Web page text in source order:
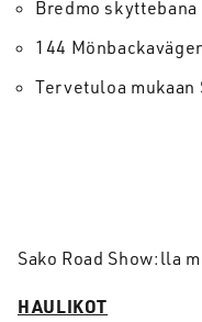
Bredmo skyttebana
144
Tervetuloa mukaan
Sako Road Show:lla
HAULIKOT